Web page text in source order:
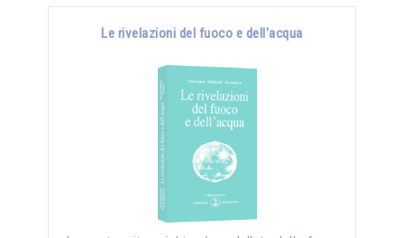
Le rivelazioni del fuoco e dell'acqua